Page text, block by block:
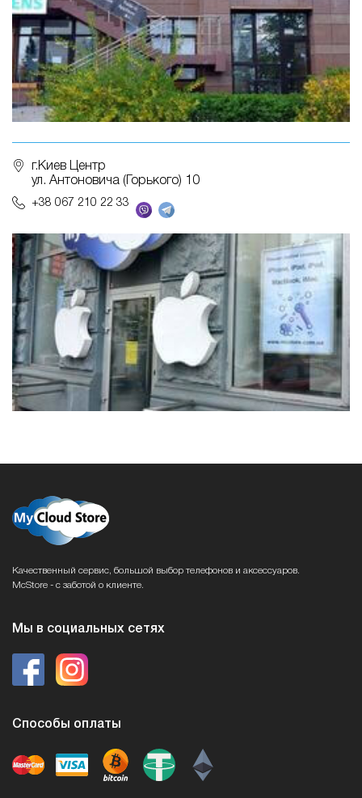
г.Киев Центр
ул. Антоновича (Горького) 10
+38 067 210 22 33
Качественный сервис, большой выбор телефонов и аксессуаров.
McStore - с заботой о клиенте.
Мы в социальных сетях
Способы оплаты